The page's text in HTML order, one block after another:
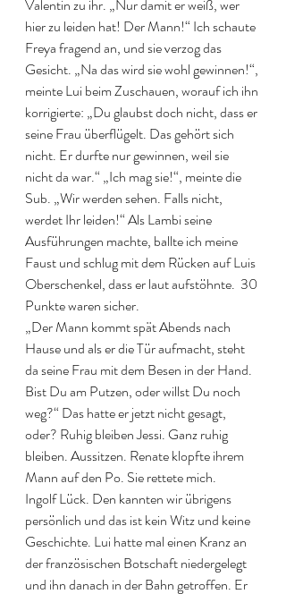
Valentin zu ihr. „Nur damit er weiß, wer
hier zu leiden hat! Der Mann!“ Ich schaute
Freya fragend an, und sie verzog das
Gesicht. „Na das wird sie wohl gewinnen!“,
meinte Lui beim Zuschauen, worauf ich ihn
korrigierte: „Du glaubst doch nicht, dass er
seine Frau überflügelt. Das gehört sich
nicht. Er durfte nur gewinnen, weil sie
nicht da war.“ „Ich mag sie!“, meinte die
Sub. „Wir werden sehen. Falls nicht,
werdet Ihr leiden!“ Als Lambi seine
Ausführungen machte, ballte ich meine
Faust und schlug mit dem Rücken auf Luis
Oberschenkel, dass er laut aufstöhnte.  30
Punkte waren sicher.
„Der Mann kommt spät Abends nach
Hause und als er die Tür aufmacht, steht
da seine Frau mit dem Besen in der Hand.
Bist Du am Putzen, oder willst Du noch
weg?“ Das hatte er jetzt nicht gesagt,
oder? Ruhig bleiben Jessi. Ganz ruhig
bleiben. Aussitzen. Renate klopfte ihrem
Mann auf den Po. Sie rettete mich.
Ingolf Lück. Den kannten wir übrigens
persönlich und das ist kein Witz und keine
Geschichte. Lui hatte mal einen Kranz an
der französischen Botschaft niedergelegt
und ihn danach in der Bahn getroffen. Er